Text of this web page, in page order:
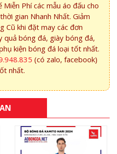
Miễn Phí các mẫu áo đấu cho
gian Nhanh Nhất. Giảm
Cũ khi đặt may các đơn
quả bóng đá, giày bóng đá,
kiện bóng đá loại tốt nhất.
(có zalo, facebook)
nhất.